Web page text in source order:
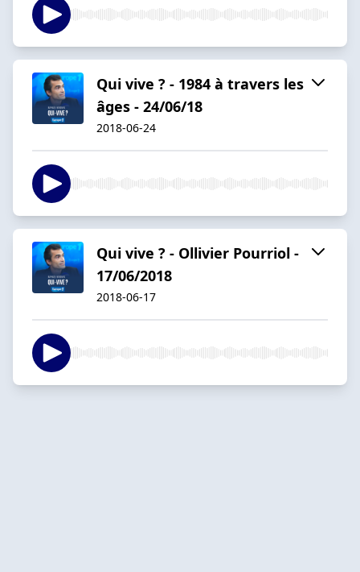
Qui vive ? - 1984 à travers les
âges - 24/06/18
2018-06-24
Qui vive ? - Ollivier Pourriol -
17/06/2018
2018-06-17